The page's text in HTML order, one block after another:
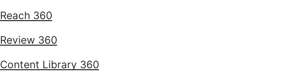
Reach 360
Review 360
Content Library 360